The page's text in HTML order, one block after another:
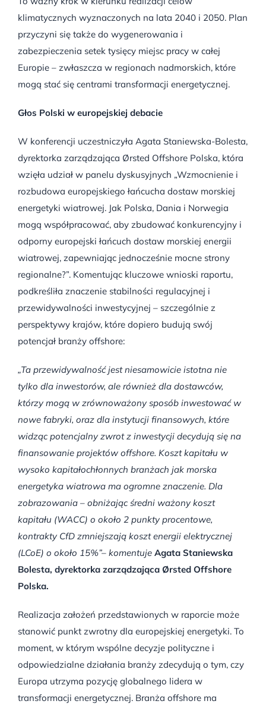
klimatycznych wyznaczonych na lata 2040 i 2050. Plan
przyczyni się także do wygenerowania i
zabezpieczenia setek tysięcy miejsc pracy w całej
Europie – zwłaszcza w regionach nadmorskich, które
mogą stać się centrami transformacji energetycznej.
Głos Polski w europejskiej debacie
W konferencji uczestniczyła Agata Staniewska-Bolesta,
dyrektorka zarządzająca Ørsted Offshore Polska, która
wzięła udział w panelu dyskusyjnych „Wzmocnienie i
rozbudowa europejskiego łańcucha dostaw morskiej
energetyki wiatrowej. Jak Polska, Dania i Norwegia
mogą współpracować, aby zbudować konkurencyjny i
odporny europejski łańcuch dostaw morskiej energii
wiatrowej, zapewniając jednocześnie mocne strony
regionalne?”. Komentując kluczowe wnioski raportu,
podkreśliła znaczenie stabilności regulacyjnej i
przewidywalności inwestycyjnej – szczególnie z
perspektywy krajów, które dopiero budują swój
potencjał branży offshore:
„Ta przewidywalność jest niesamowicie istotna nie
tylko dla inwestorów, ale również dla dostawców,
którzy mogą w zrównoważony sposób inwestować w
nowe fabryki, oraz dla instytucji finansowych, które
widząc potencjalny zwrot z inwestycji decydują się na
finansowanie projektów offshore. Koszt kapitału w
wysoko kapitałochłonnych branżach jak morska
energetyka wiatrowa ma ogromne znaczenie. Dla
zobrazowania – obniżając średni ważony koszt
kapitału (WACC) o około 2 punkty procentowe,
kontrakty CfD zmniejszają koszt energii elektrycznej
(LCoE) o około 15%”– komentuje Agata Staniewska
Bolesta, dyrektorka zarządzająca Ørsted Offshore
Polska.
Realizacja założeń przedstawionych w raporcie może
stanowić punkt zwrotny dla europejskiej energetyki. To
moment, w którym wspólne decyzje polityczne i
odpowiedzialne działania branży zdecydują o tym, czy
Europa utrzyma pozycję globalnego lidera w
transformacji energetycznej. Branża offshore ma